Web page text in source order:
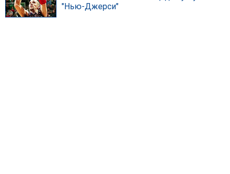
"Нью-Джерси"